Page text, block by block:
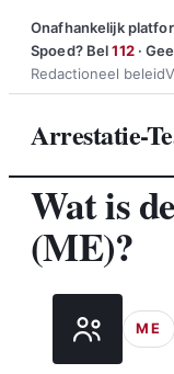
Ga
naar
Onafhankelijk
Spoed? Bel112·
Redactioneel beleid
Arrestatie-
Wat is
(ME)?
ME